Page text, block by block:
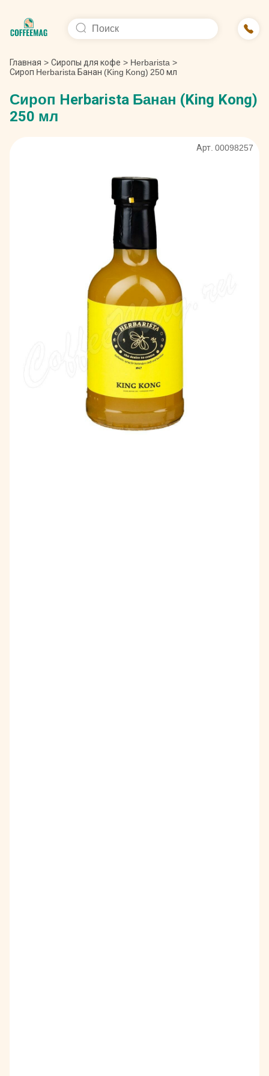
Главная > Сиропы для кофе > Herbarista >
Сироп Herbarista Банан (King Kong) 250 мл
Сироп Herbarista Банан (King Kong)
250 мл
Арт. 00098257